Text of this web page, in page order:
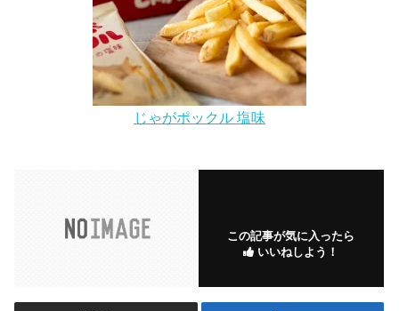
じゃがポックル 塩味
この記事が気に入ったら
いいねしよう！